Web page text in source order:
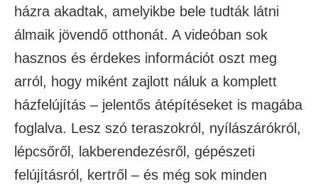
házra akadtak, amelyikbe bele tudták látni
álmaik jövendő otthonát. A videóban sok
hasznos és érdekes információt oszt meg
arról, hogy miként zajlott náluk a komplett
házfelújítás – jelentős átépítéseket is magába
foglalva. Lesz szó teraszokról, nyílászárókról,
lépcsőről, lakberendezésről, gépészeti
felújításról, kertről – és még sok minden